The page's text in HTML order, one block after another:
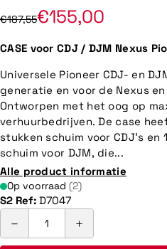
€187,55€155,00
CASE voor CDJ / DJM Nexus
Universele Pioneer CDJ- en
generatie en voor de Nexus
Ontworpen met het oog op
verhuurbedrijven. De case
stukken schuim voor CDJ's
schuim voor DJM, die...
Alle product informatie
Op voorraad (2)
S2 Ref: D7047